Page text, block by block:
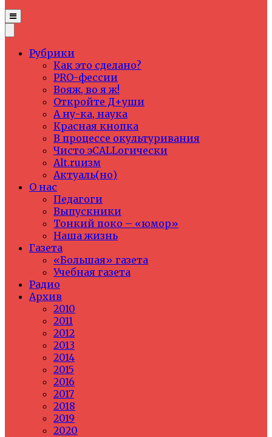
Рубрики
Как это сделано?
PRO-фессии
Вояж, во я ж!
Откройте Д+уши
А ну-ка, наука
Красная кнопка
В процессе окультуривания
Чисто эCALLогически
Alt.ruизм
Актуаль(но)
О нас
Педагоги
Выпускники
Тонкий поко – «юмор»
Наша жизнь
Газета
«Большая» газета
Учебная газета
Радио
Архив
2010
2011
2012
2013
2014
2015
2016
2017
2018
2019
2020